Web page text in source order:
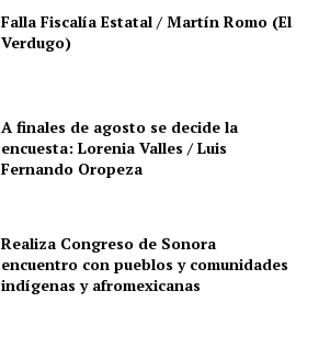
Falla Fiscalía Estatal / Martín Romo (El
Verdugo)
A finales de agosto se decide la
encuesta: Lorenia Valles / Luis
Fernando Oropeza
Realiza Congreso de Sonora
encuentro con pueblos y comunidades
indígenas y afromexicanas